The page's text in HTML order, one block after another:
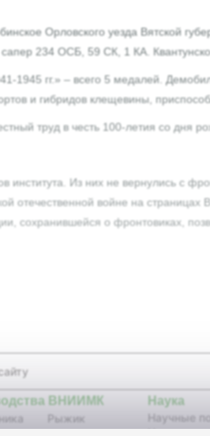
Орловского уезда Вятской
234 ОСБ, 59 СК, 1 КА.
1945 гг.» – всего 5 медалей.
и гибридов клещевины,
труд в честь 100-летия со дня
Из них не вернулись с
войне на страницах
сохранившейся о фронтовиках,
ВНИИМК
Рыжик
Наука
Научные
Научные